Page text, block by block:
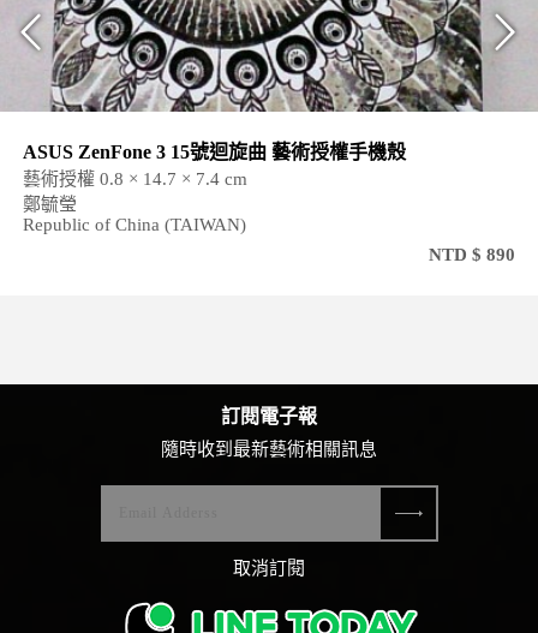
ASUS ZenFone 3 15號迴旋曲 藝術授權手機殼
藝術授權 0.8 × 14.7 × 7.4 cm
鄭毓瑩
Republic of China (TAIWAN)
NTD $ 890
訂閱電子報
隨時收到最新藝術相關訊息
取消訂閱